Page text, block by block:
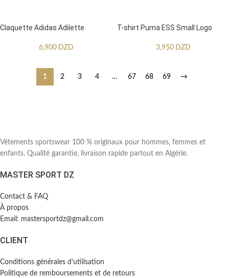
Claquette Adidas Adilette
6,900 DZD
T-shirt Puma ESS Small Logo
3,950 DZD
1 2 3 4 … 67 68 69 →
Vêtements sportswear 100 % originaux pour hommes, femmes et
enfants. Qualité garantie, livraison rapide partout en Algérie.
MASTER SPORT DZ
Contact & FAQ
À propos
Email: mastersportdz@gmail.com
CLIENT
Conditions générales d’utilisation
Politique de remboursements et de retours